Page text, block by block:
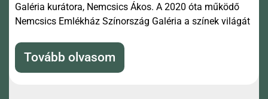
Galéria kurátora, Nemcsics Ákos. A 2020 óta működő
Nemcsics Emlékház Színország Galéria a színek világát
Tovább olvasom